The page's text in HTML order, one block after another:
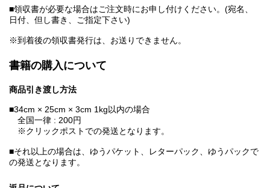
■領収書が必要な場合はご注文時にお申し付けください。(宛名、
日付、但し書き、ご指定下さい)
※到着後の領収書発行は、お送りできません。
書籍の購入について
商品引き渡し方法
■34cm × 25cm × 3cm 1kg以内の場合
全国一律 : 200円
※クリックポストでの発送となります。
■それ以上の場合は、ゆうパケット、レターパック、ゆうパックで
の発送となります。